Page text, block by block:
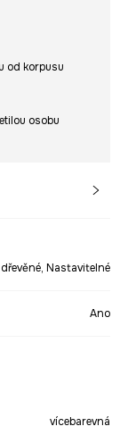
od korpusu
osobu
dřevěné, Nastavitelné
Ano
vícebarevná